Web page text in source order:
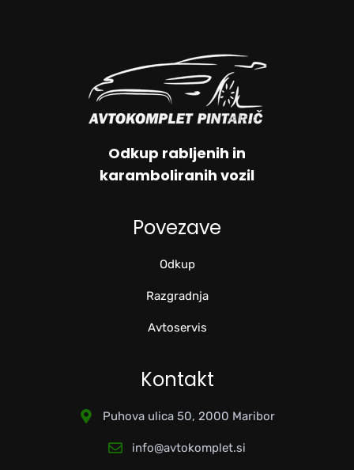
Odkup rabljenih in
karamboliranih vozil
Povezave
Odkup
Razgradnja
Avtoservis
Kontakt
Puhova ulica 50, 2000 Maribor
info@avtokomplet.si